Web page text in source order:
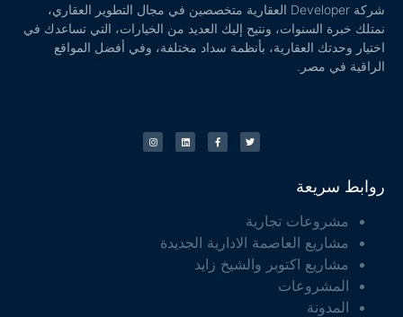
شركة Developer العقارية متخصصين في مجال التطوير العقاري،
نمتلك خبرة السنوات، ونتيح إليك العديد من الخيارات، التي تساعدك في
اختيار وحدتك العقارية، بأنظمة سداد مختلفة، وفي أفضل المواقع
الراقية في مصر.
روابط سريعة
مشروعات تجارية
مشاريع العاصمة الادارية الجديدة
مشاريع اكتوبر والشيخ زايد
المشروعات
المدونة